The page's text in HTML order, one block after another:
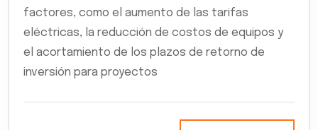
factores, como el aumento de las tarifas
eléctricas, la reducción de costos de equipos y
el acortamiento de los plazos de retorno de
inversión para proyectos